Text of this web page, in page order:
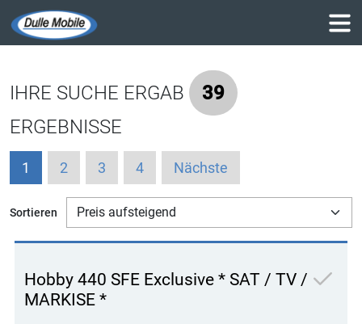
IHRE SUCHE ERGAB
39
ERGEBNISSE
1 2 3 4 Nächste
Sortieren
Hobby 440 SFE Exclusive * SAT / TV /
MARKISE *